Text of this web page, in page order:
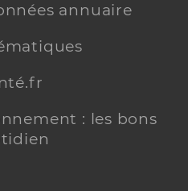
annuaire
: les bons